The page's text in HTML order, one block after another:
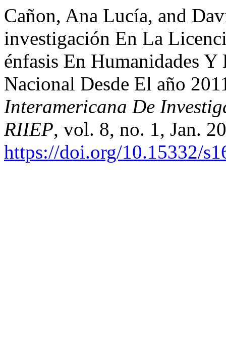
Cañon, Ana Lucía, and
investigación En La
énfasis En Humanidades
Nacional Desde El año
Interamericana De
RIIEP, vol. 8, no. 1, Jan.
https://doi.org/10.15332/